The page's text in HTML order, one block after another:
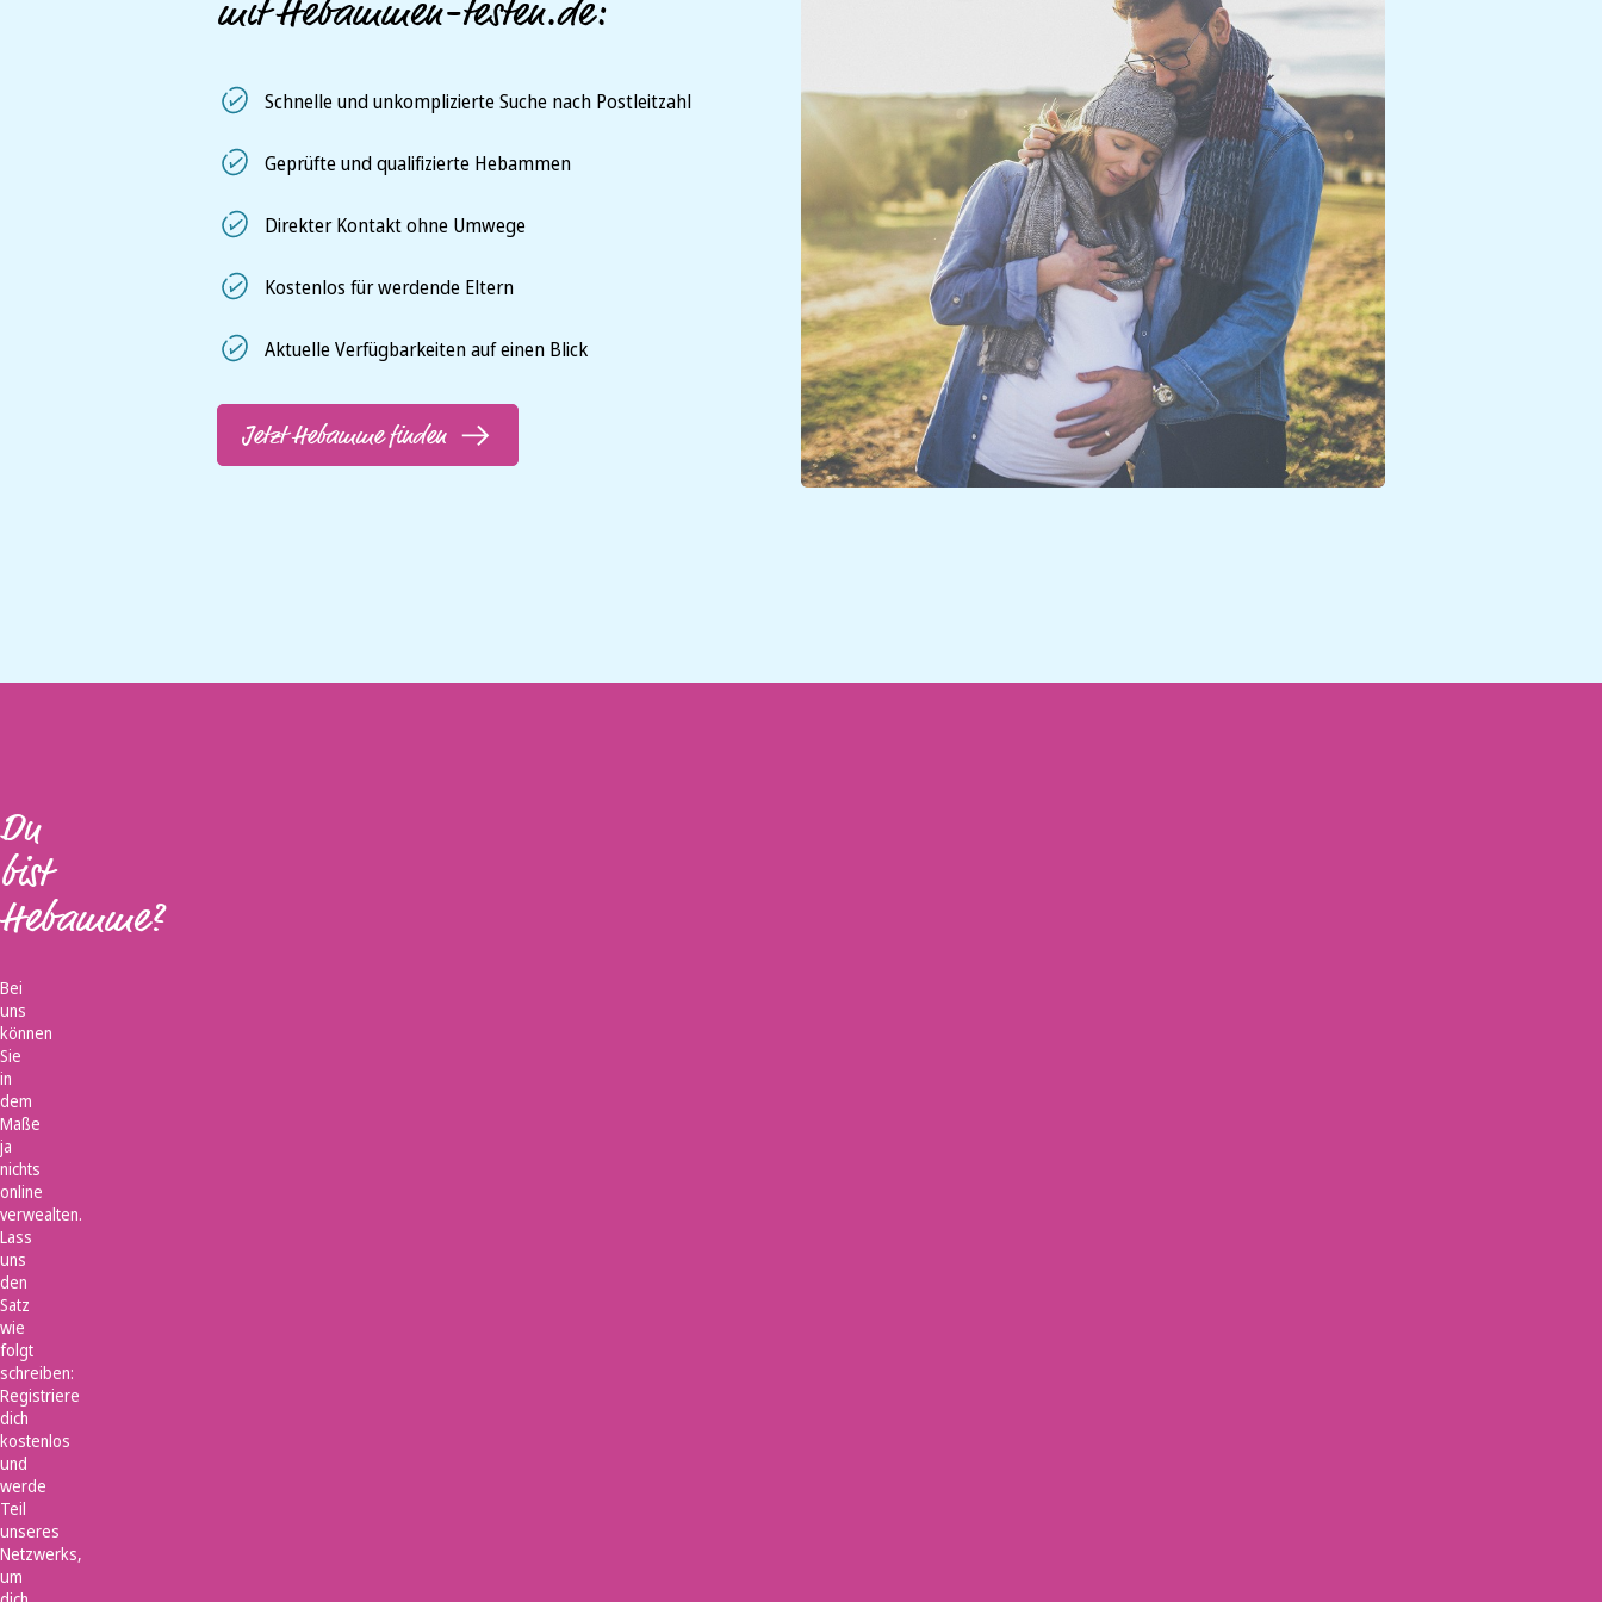
mit Hebammen-testen.de:
Schnelle und unkomplizierte Suche nach Postleitzahl
Geprüfte und qualifizierte Hebammen
Direkter Kontakt ohne Umwege
Kostenlos für werdende Eltern
Aktuelle Verfügbarkeiten auf einen Blick
Jetzt Hebamme finden
Du
bist
Hebamme?
Bei
uns
können
Sie
in
dem
Maße
ja
nichts
online
verwealten.
Lass
uns
den
Satz
wie
folgt
schreiben:
Registriere
dich
kostenlos
und
werde
Teil
unseres
Netzwerks,
um